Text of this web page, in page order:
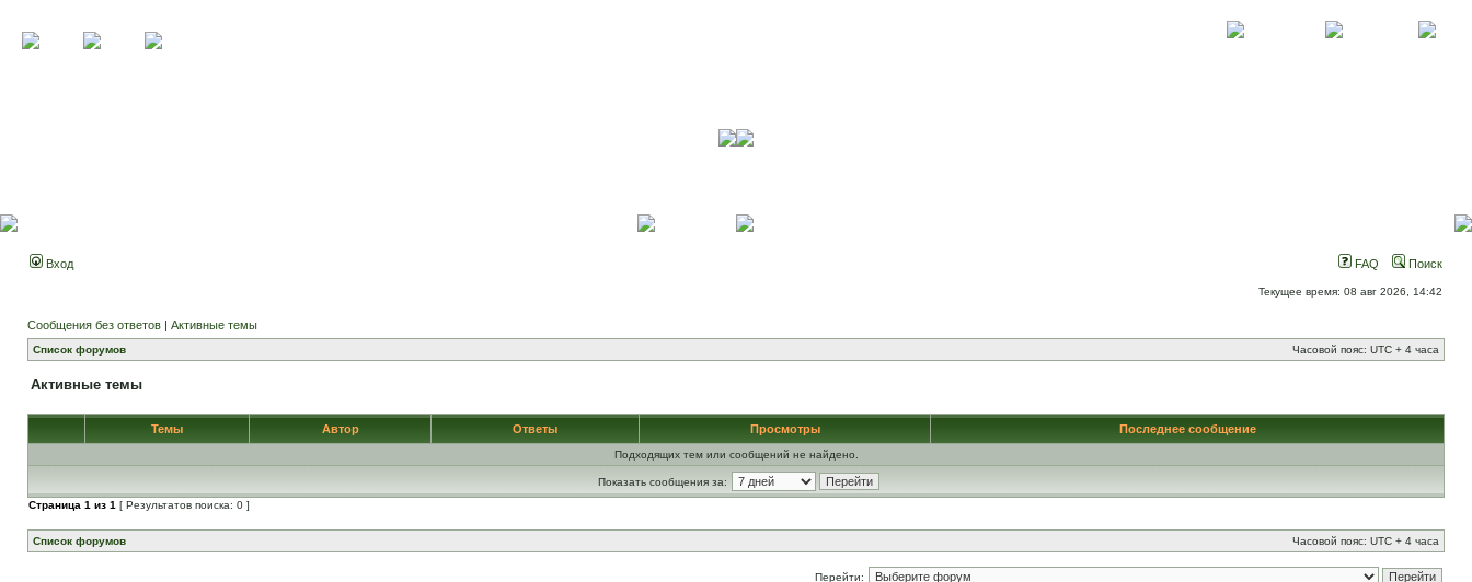
Вход FAQ Поиск
Текущее время: 08 авг 2026, 14:42
Сообщения без ответов | Активные темы
Список форумов Часовой пояс: UTC + 4 часа
Активные темы
Темы Автор Ответы Просмотры Последнее сообщение
Подходящих тем или сообщений не найдено.
Показать сообщения за:
Страница 1 из 1 [ Результатов поиска: 0 ]
Список форумов Часовой пояс: UTC + 4 часа
Перейти: